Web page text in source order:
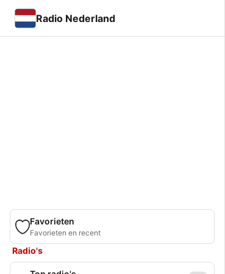
Radio Nederland
Favorieten
Favorieten en recent
Radio's